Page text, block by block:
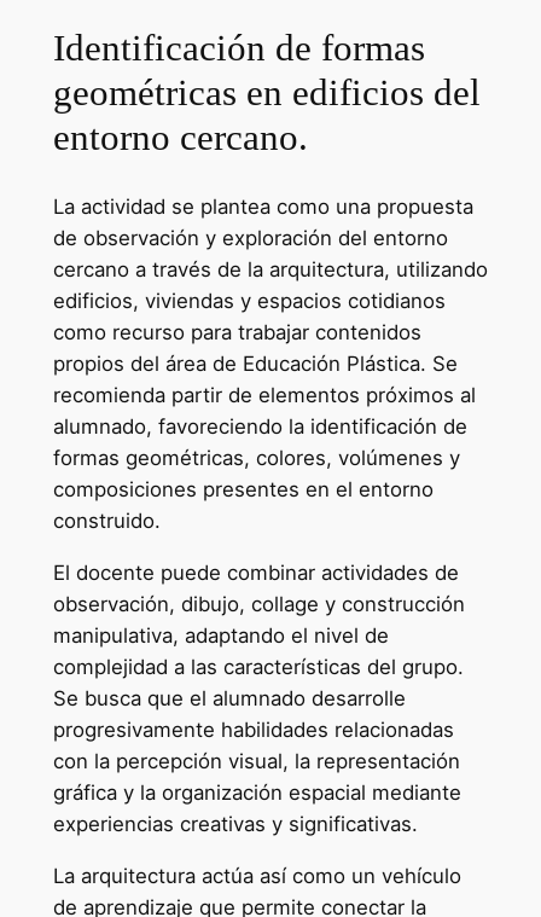
Identificación de formas
geométricas en edificios del
entorno cercano.
La actividad se plantea como una propuesta
de observación y exploración del entorno
cercano a través de la arquitectura, utilizando
edificios, viviendas y espacios cotidianos
como recurso para trabajar contenidos
propios del área de Educación Plástica. Se
recomienda partir de elementos próximos al
alumnado, favoreciendo la identificación de
formas geométricas, colores, volúmenes y
composiciones presentes en el entorno
construido.
El docente puede combinar actividades de
observación, dibujo, collage y construcción
manipulativa, adaptando el nivel de
complejidad a las características del grupo.
Se busca que el alumnado desarrolle
progresivamente habilidades relacionadas
con la percepción visual, la representación
gráfica y la organización espacial mediante
experiencias creativas y significativas.
La arquitectura actúa así como un vehículo
de aprendizaje que permite conectar la